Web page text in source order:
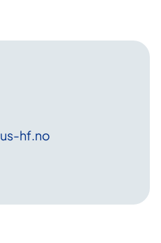
hf.no